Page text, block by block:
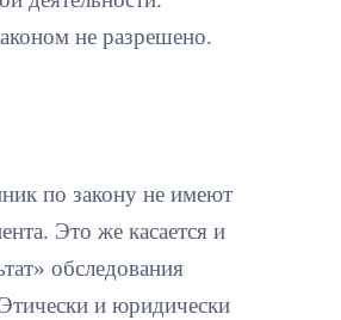
не разрешено.
по закону не имеют
Это же касается и
обследования
и юридически